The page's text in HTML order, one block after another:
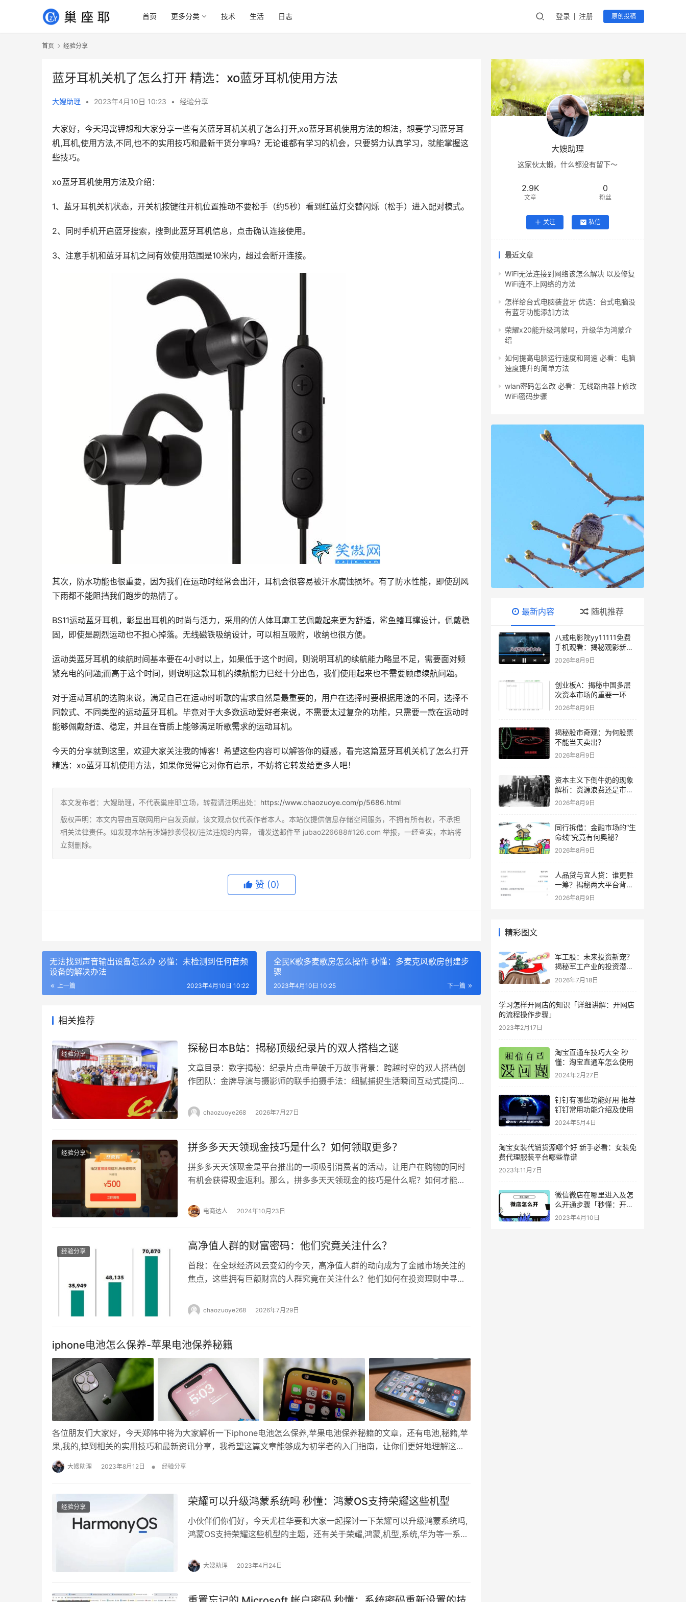
首页 更多分类 技术 生活 日志 登录 注册 原创投稿
首页 经验分享
蓝牙耳机关机了怎么打开 精选：xo蓝牙耳机使用方法
大嫂助理 • 2023年4月10日 10:23 • 经验分享
大家好，今天冯寓钾想和大家分享一些有关蓝牙耳机关机了怎么打开,xo蓝牙耳机使用方法的想法，想要学习蓝牙耳
机,耳机,使用方法,不同,也不的实用技巧和最新干货分享吗？无论谁都有学习的机会，只要努力认真学习，就能掌握这
些技巧。
xo蓝牙耳机使用方法及介绍：
1、蓝牙耳机关机状态，开关机按键往开机位置推动不要松手（约5秒）看到红蓝灯交替闪烁（松手）进入配对模式。
2、同时手机开启蓝牙搜索，搜到此蓝牙耳机信息，点击确认连接使用。
3、注意手机和蓝牙耳机之间有效使用范围是10米内，超过会断开连接。
其次，防水功能也很重要，因为我们在运动时经常会出汗，耳机会很容易被汗水腐蚀损坏。有了防水性能，即使刮风
下雨都不能阻挡我们跑步的热情了。
BS11运动蓝牙耳机，彰显出耳机的时尚与活力，采用的仿人体耳廓工艺佩戴起来更为舒适，鲨鱼鳍耳撑设计，佩戴稳
固，即使是剧烈运动也不担心掉落。无线磁铁吸纳设计，可以相互吸附，收纳也很方便。
运动类蓝牙耳机的续航时间基本要在4小时以上，如果低于这个时间，则说明耳机的续航能力略显不足，需要面对频
繁充电的问题;而高于这个时间，则说明这款耳机的续航能力已经十分出色，我们使用起来也不需要顾虑续航问题。
对于运动耳机的选购来说，满足自己在运动时听歌的需求自然是最重要的，用户在选择时要根据用途的不同，选择不
同款式、不同类型的运动蓝牙耳机。毕竟对于大多数运动爱好者来说，不需要太过复杂的功能，只需要一款在运动时
能够佩戴舒适、稳定，并且在音质上能够满足听歌需求的运动耳机。
今天的分享就到这里，欢迎大家关注我的博客！希望这些内容可以解答你的疑惑，看完这篇蓝牙耳机关机了怎么打开
精选：xo蓝牙耳机使用方法，如果你觉得它对你有启示，不妨将它转发给更多人吧！
本文发布者：大嫂助理，不代表巢座耶立场，转载请注明出处： https://www.chaozuoye.com/p/5686.html
版权声明：本文内容由互联网用户自发贡献，该文观点仅代表作者本人。本站仅提供信息存储空间服务，不拥有所有权，不承担
相关法律责任。如发现本站有涉嫌抄袭侵权/违法违规的内容， 请发送邮件至 jubao226688#126.com 举报，一经查实，本站将
立刻删除。
赞 (0)
无法找到声音输出设备怎么办 必懂：未检测到任何音频
设备的解决办法
上一篇 2023年4月10日 10:22
全民K歌多麦歌房怎么操作 秒懂：多麦克风歌房创建步
骤
下一篇
2023年4月10日 10:25
相关推荐
经验分享 探秘日本B站：揭秘顶级纪录片的双人搭档之谜
文章目录：数字揭秘：纪录片点击量破千万故事背景：跨越时空的双人搭档创
作团队：金牌导演与摄影师的联手拍摄手法：细腻捕捉生活瞬间互动式提问：
现现实的载体，越来越受到广大观众的喜爱，而日本作为纪录片制作的强国，
chaozuoye268 2026年7月27日
经验分享 拼多多天天领现金技巧是什么？如何领取更多？
拼多多天天领现金是平台推出的一项吸引消费者的活动，让用户在购物的同时
有机会获得现金返利。那么，拼多多天天领现金的技巧是什么呢？如何才能领
键。以下是几个基本的操作步骤： 关注活动更新：拼多多平台会不定期更新天
天领现金活动，因此要时刻关注最新的活动信息，了解活动规则的变化。 每日
电商达人 2024年10月23日
经验分享 高净值人群的财富密码：他们究竟关注什么？
首段：在全球经济风云变幻的今天，高净值人群的动向成为了金融市场关注的
焦点，这些拥有巨额财富的人群究竟在关注什么？他们如何在投资理财中寻找
好】高净值人群的投资偏好日益多元化，他们不再局限于传统的股票、债券等
chaozuoye268 2026年7月29日
iphone电池怎么保养-苹果电池保养秘籍
各位朋友们大家好，今天郑帏中将为大家解析一下iphone电池怎么保养,苹果电池保养秘籍的文章，还有电池,秘籍,苹
果,我的,掉到相关的实用技巧和最新资讯分享，我希望这篇文章能够成为初学者的入门指南，让你们更好地理解这个
领域。 去年首发购入的 1TB 皇帝版 iPhone 14 Pro Max 目前电池容量还剩 99% 续航表现也非常给力，基本上 3 天
2 充…
大嫂助理 2023年8月12日 • 经验分享
经验分享 荣耀可以升级鸿蒙系统吗 秒懂：鸿蒙OS支持荣耀这些机型
小伙伴们你们好，今天尤桂华要和大家一起探讨一下荣耀可以升级鸿蒙系统吗,
鸿蒙OS支持荣耀这些机型的主题，还有关于荣耀,鸿蒙,机型,系统,华为等一系列
这些技巧。 相信大家都知道华为的鸿蒙OS系统发布至今，一直广受好评，被
夸得最多的就是老机器升级完鸿蒙系统后流畅度大幅提升，体验感好。那么荣
大嫂助理 2023年4月24日
大嫂助理
这家伙太懒，什么都没有留下～
2.9K
文章
0
粉丝
关注 私信
最近文章
WiFi无法连接到网络该怎么解决 以及修复
WiFi连不上网络的方法
怎样给台式电脑装蓝牙 优选：台式电脑没
有蓝牙功能添加方法
荣耀x20能升级鸿蒙吗，升级华为鸿蒙介
绍
如何提高电脑运行速度和网速 必看：电脑
速度提升的简单方法
wlan密码怎么改 必看：无线路由器上修改
WiFi密码步骤
最新内容 随机推荐
八戒电影院yy11111免费
手机观看：揭秘观影新趋
势，你准备好了吗？
2026年8月9日
创业板A：揭秘中国多层
次资本市场的重要一环
2026年8月9日
揭秘股市奇观：为何股票
不能当天卖出？
2026年8月9日
资本主义下倒牛奶的现象
解析：资源浪费还是市场
调节？
2026年8月9日
同行拆借：金融市场的“生
命线”究竟有何奥秘？
2026年8月9日
人品贷与宜人贷：谁更胜
一筹？揭秘两大平台背后
的数据真相
2026年8月9日
精彩图文
军工股：未来投资新宠？
揭秘军工产业的投资潜力
与风险
2026年7月18日
学习怎样开网店的知识「详细讲解：开网店
的流程操作步骤」
2023年2月17日
淘宝直通车技巧大全 秒
懂：淘宝直通车怎么使用
2024年2月27日
钉钉有哪些功能好用 推荐
钉钉常用功能介绍及使用
2024年5月4日
淘宝女装代销货源哪个好 新手必看：女装免
费代理服装平台哪些靠谱
2023年11月7日
微信微店在哪里进入及怎
么开通步骤「秒懂：开通
微信小程序卖东西流程」
2023年4月10日